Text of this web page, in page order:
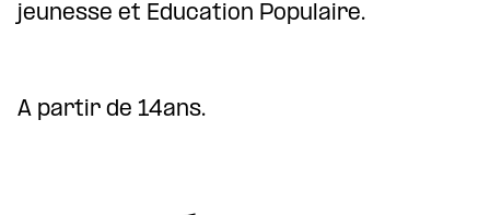
jeunesse et Education Populaire.
A partir de 14ans.